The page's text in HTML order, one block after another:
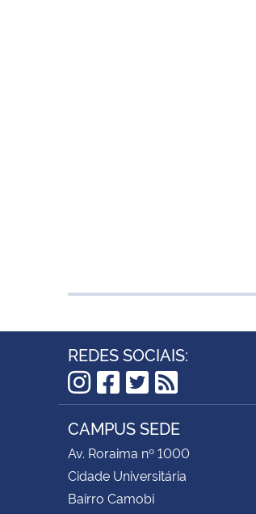
REDES SOCIAIS:
Instagram
Facebook
Twitter
RSS
CAMPUS SEDE
Av. Roraima nº 1000
Cidade Universitária
Bairro Camobi